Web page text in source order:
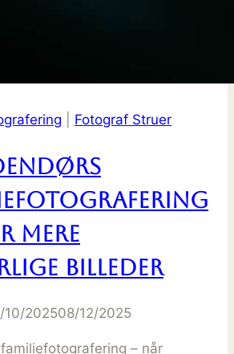
Fotograf Struer
mere
billeder
10/202508/12/2025
– når